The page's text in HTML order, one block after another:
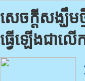
សេច​ក្តី​សង្ឃឹម​
ធ្វើ​ឡើង​ជា​ល